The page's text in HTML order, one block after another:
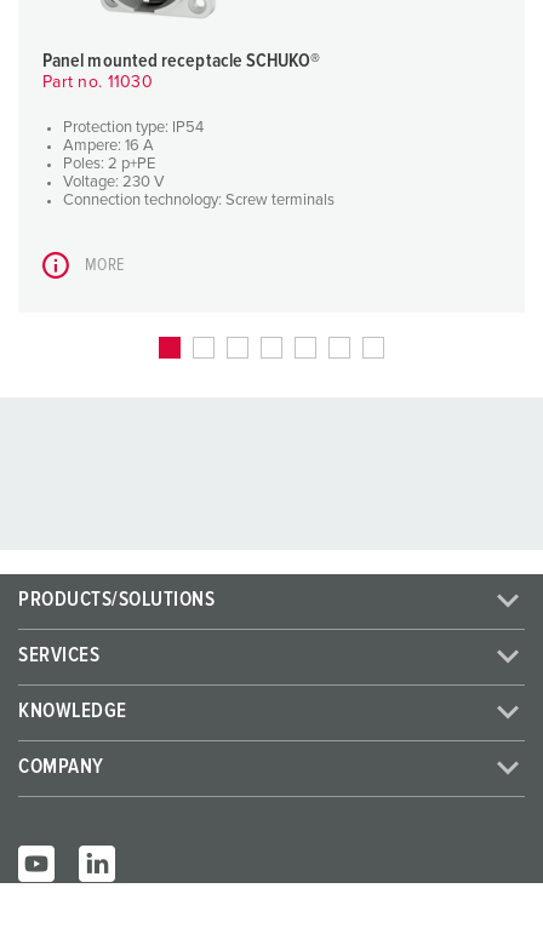
Panel mounted receptacle SCHUKO®
Part no. 11030
Protection type: IP54
Ampere: 16 A
Poles: 2 p+PE
Voltage: 230 V
Connection technology: Screw terminals
MORE
PRODUCTS/SOLUTIONS
SERVICES
KNOWLEDGE
COMPANY